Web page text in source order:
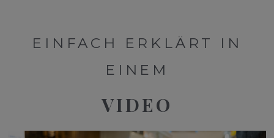
EINFACH ERKLÄRT IN
EINEM
VIDEO